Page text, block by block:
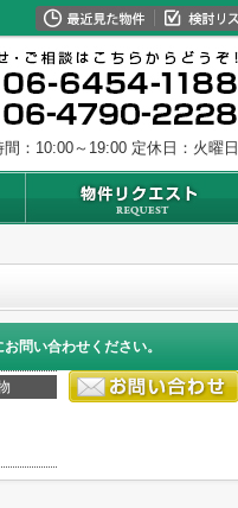
間：10:00～19:00 定休日：火曜日
問い合わせください。